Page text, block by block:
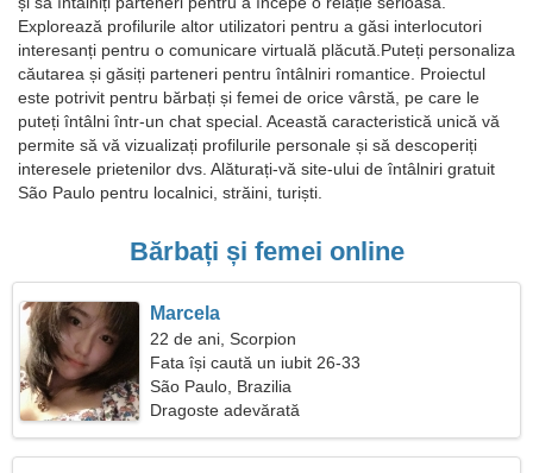
Explorează profilurile altor utilizatori pentru a găsi interlocutori
interesanți pentru o comunicare virtuală plăcută.Puteți personaliza
căutarea și găsiți parteneri pentru întâlniri romantice. Proiectul
este potrivit pentru bărbați și femei de orice vârstă, pe care le
puteți întâlni într-un chat special. Această caracteristică unică vă
permite să vă vizualizați profilurile personale și să descoperiți
interesele prietenilor dvs. Alăturați-vă site-ului de întâlniri gratuit
São Paulo pentru localnici, străini, turiști.
Bărbați și femei online
Marcela
22 de ani, Scorpion
Fata își caută un iubit 26-33
São Paulo, Brazilia
Dragoste adevărată